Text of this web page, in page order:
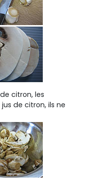
citron, les
de citron, ils ne